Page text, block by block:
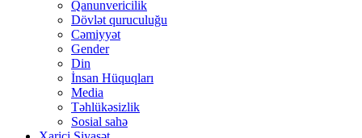
Qanunvericilik
Dövlət quruculuğu
Cəmiyyət
Gender
Din
İnsan Hüquqları
Media
Təhlükəsizlik
Sosial sahə